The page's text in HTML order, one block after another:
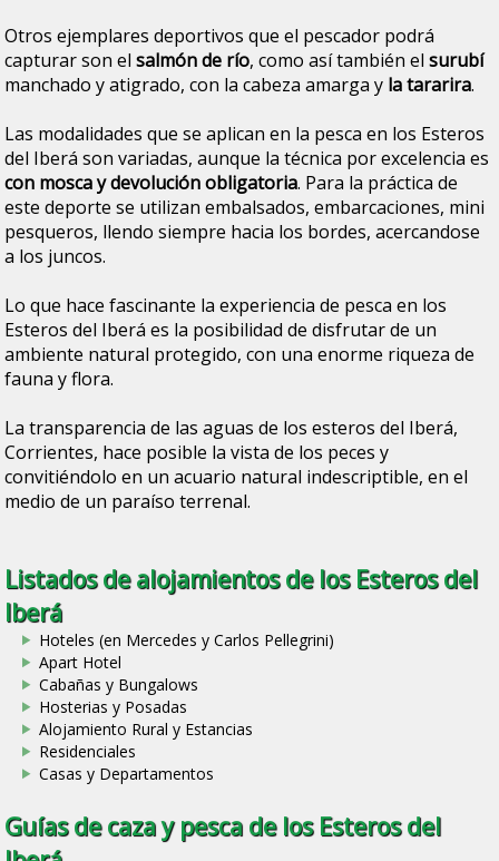
Otros ejemplares deportivos que el pescador podrá
capturar son elsalmón de río, como así también elsurubí
manchado y atigrado, con la cabeza amarga y la tararira.
Las modalidades que se aplican en la pesca en los Esteros
del Iberá son variadas, aunque la técnica por excelencia es
con mosca y devolución obligatoria. Para la práctica de
este deporte se utilizan embalsados, embarcaciones, mini
pesqueros, llendo siempre hacia los bordes, acercandose
a los juncos.
Lo que hace fascinante la experiencia de pesca en los
Esteros del Iberá es la posibilidad de disfrutar de un
ambiente natural protegido, con una enorme riqueza de
fauna y flora.
La transparencia de las aguas de los esteros del Iberá,
Corrientes, hace posible la vista de los peces y
convitiéndolo en un acuario natural indescriptible, en el
medio de un paraíso terrenal.
Listados de alojamientos de los Esteros del
Iberá
Hoteles (en Mercedes y Carlos Pellegrini)
Apart Hotel
Cabañas y Bungalows
Hosterias y Posadas
Alojamiento Rural y Estancias
Residenciales
Casas y Departamentos
Guías de caza y pesca de los Esteros del